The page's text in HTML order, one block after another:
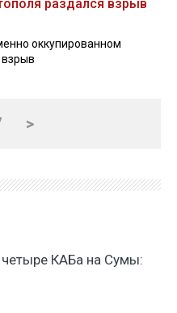
раздался взрыв
оккупированном
>
КАБа на Сумы: